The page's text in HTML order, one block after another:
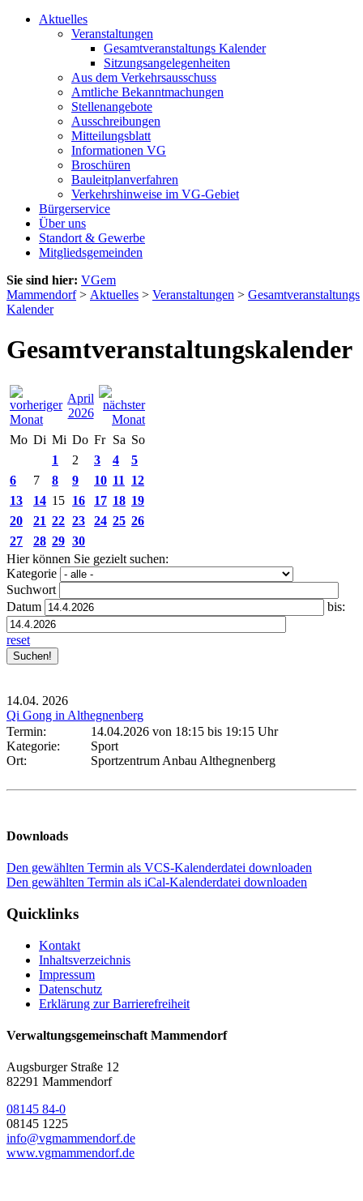
Aktuelles
Veranstaltungen
Gesamtveranstaltungs Kalender
Sitzungsangelegenheiten
Aus dem Verkehrsausschuss
Amtliche Bekanntmachungen
Stellenangebote
Ausschreibungen
Mitteilungsblatt
Informationen VG
Broschüren
Bauleitplanverfahren
Verkehrshinweise im VG-Gebiet
Bürgerservice
Über uns
Standort & Gewerbe
Mitgliedsgemeinden
Sie sind hier: VGem
Mammendorf> Aktuelles > Veranstaltungen > Gesamtveranstaltungs
Kalender
Gesamtveranstaltungskalender
April
2026
Mo Di Mi Do Fr Sa So
1
2 3 4
5
6
7 8 9 10 11
12
13
14 15 16 17 18 19
20
21 22 23 24 25 26
27
28 29 30
Hier können Sie gezielt suchen:
Kategorie
Suchwort
Datum
bis:
reset
14.04. 2026
Qi Gong in Althegnenberg
Termin:
14.04.2026 von 18:15 bis 19:15 Uhr
Kategorie:
Sport
Ort:
Sportzentrum Anbau Althegnenberg
Downloads
Den gewählten Termin als VCS-Kalenderdatei downloaden
Den gewählten Termin als iCal-Kalenderdatei downloaden
Quicklinks
Kontakt
Inhaltsverzeichnis
Impressum
Datenschutz
Erklärung zur Barrierefreiheit
Verwaltungsgemeinschaft Mammendorf
Augsburger Straße 12
82291 Mammendorf
08145 84-0
08145 1225
info@vgmammendorf.de
www.vgmammendorf.de